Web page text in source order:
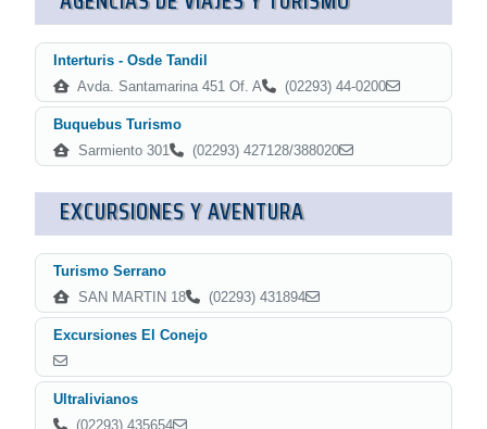
Interturis - Osde Tandil
Avda. Santamarina 451 Of. A
(02293) 44-0200
Buquebus Turismo
Sarmiento 301
(02293) 427128/388020
EXCURSIONES Y AVENTURA
Turismo Serrano
SAN MARTIN 18
(02293) 431894
Excursiones El Conejo
Ultralivianos
(02293) 435654